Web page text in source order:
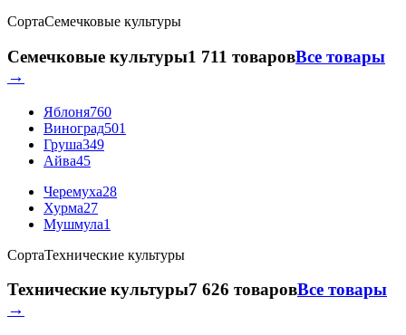
СортаСемечковые культуры
Семечковые культуры1 711 товаровВсе товары
→
Яблоня760
Виноград501
Груша349
Айва45
Черемуха28
Хурма27
Мушмула1
СортаТехнические культуры
Технические культуры7 626 товаровВсе товары
→